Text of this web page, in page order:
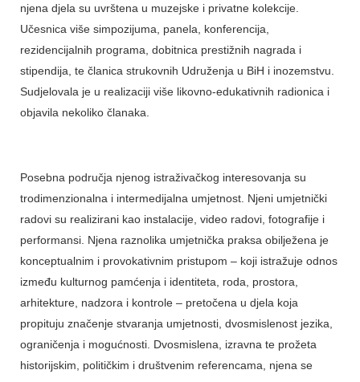
njena djela su uvrštena u muzejske i privatne kolekcije.
Učesnica više simpozijuma, panela, konferencija,
rezidencijalnih programa, dobitnica prestižnih nagrada i
stipendija, te članica strukovnih Udruženja u BiH i inozemstvu.
Sudjelovala je u realizaciji više likovno-edukativnih radionica i
objavila nekoliko članaka.
Posebna područja njenog istraživačkog interesovanja su
trodimenzionalna i intermedijalna umjetnost. Njeni umjetnički
radovi su realizirani kao instalacije, video radovi, fotografije i
performansi. Njena raznolika umjetnička praksa obilježena je
konceptualnim i provokativnim pristupom – koji istražuje odnos
između kulturnog pamćenja i identiteta, roda, prostora,
arhitekture, nadzora i kontrole – pretočena u djela koja
propituju značenje stvaranja umjetnosti, dvosmislenost jezika,
ograničenja i mogućnosti. Dvosmislena, izravna te prožeta
historijskim, političkim i društvenim referencama, njena se